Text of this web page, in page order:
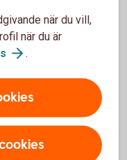
du först
prestanda
när du vill,
när du är
.